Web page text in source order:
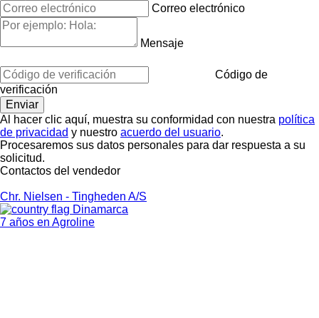
Correo electrónico
Mensaje
Código de
verificación
Al hacer clic aquí, muestra su conformidad con nuestra política
de privacidad y nuestro acuerdo del usuario.
Procesaremos sus datos personales para dar respuesta a su
solicitud.
Contactos del vendedor
Chr. Nielsen - Tingheden A/S
Dinamarca
7 años en Agroline